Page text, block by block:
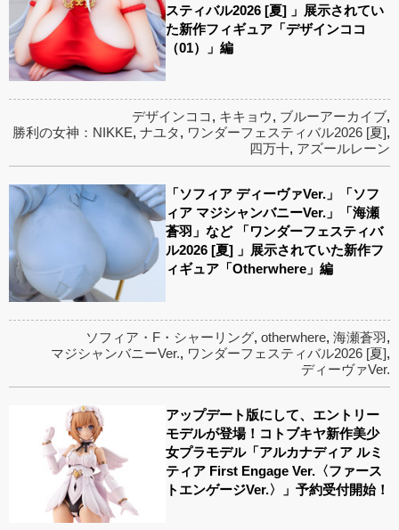
スティバル2026 [夏] 」展示されてい
た新作フィギュア「デザインココ
（01）」編
デザインココ , キキョウ, ブルーアーカイブ,
勝利の女神：NIKKE, ナユタ, ワンダーフェスティバル2026 [夏],
四万十, アズールレーン
「ソフィア ディーヴァVer.」「ソフ
ィア マジシャンバニーVer.」「海瀬
蒼羽」など 「ワンダーフェスティバ
ル2026 [夏] 」展示されていた新作フ
ィギュア「Otherwhere」編
ソフィア・F・シャーリング, otherwhere, 海瀬蒼羽,
マジシャンバニーVer., ワンダーフェスティバル2026 [夏],
ディーヴァVer.
アップデート版にして、エントリー
モデルが登場！コトブキヤ新作美少
女プラモデル「アルカナディア ルミ
ティア First Engage Ver.〈ファース
トエンゲージVer.〉」予約受付開始！